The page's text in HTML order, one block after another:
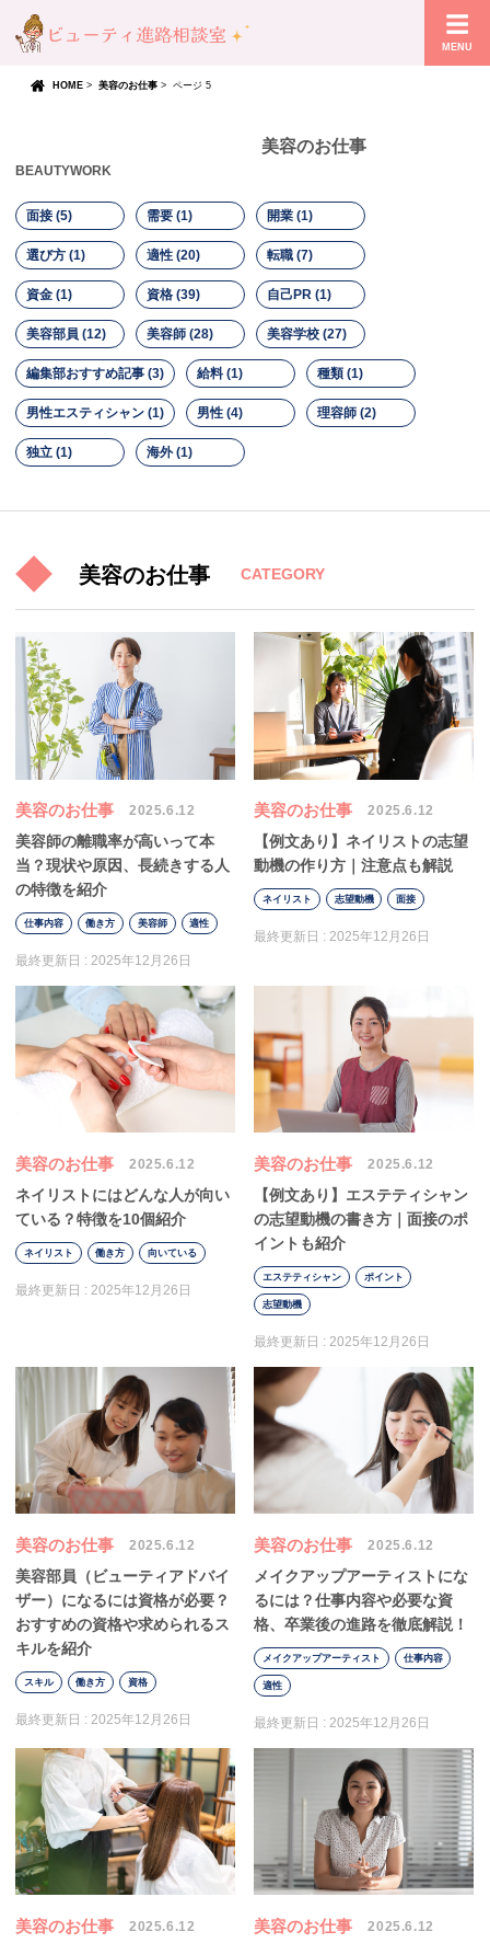
MENU
HOME > 美容のお仕事 > ページ 5
美容のお仕事
BEAUTYWORK
面接 (5) 需要 (1) 開業 (1)
選び方 (1) 適性 (20) 転職 (7)
資金 (1) 資格 (39) 自己PR (1)
美容部員 (12) 美容師 (28) 美容学校 (27)
編集部おすすめ記事 (3) 給料 (1) 種類 (1)
男性エスティシャン (1) 男性 (4) 理容師 (2)
独立 (1) 海外 (1)
美容のお仕事 CATEGORY
美容のお仕事 2025.6.12
美容師の離職率が高いって本
当？現状や原因、長続きする人
の特徴を紹介
仕事内容 働き方 美容師 適性
最終更新日 : 2025年12月26日
美容のお仕事 2025.6.12
【例文あり】ネイリストの志望
動機の作り方｜注意点も解説
ネイリスト 志望動機 面接
最終更新日 : 2025年12月26日
美容のお仕事 2025.6.12
ネイリストにはどんな人が向い
ている？特徴を10個紹介
ネイリスト 働き方 向いている
最終更新日 : 2025年12月26日
美容のお仕事 2025.6.12
【例文あり】エステティシャン
の志望動機の書き方｜面接のポ
イントも紹介
エステティシャン ポイント
志望動機
最終更新日 : 2025年12月26日
美容のお仕事 2025.6.12
美容部員（ビューティアドバイ
ザー）になるには資格が必要？
おすすめの資格や求められるス
キルを紹介
スキル 働き方 資格
最終更新日 : 2025年12月26日
美容のお仕事 2025.6.12
メイクアップアーティストにな
るには？仕事内容や必要な資
格、卒業後の進路を徹底解説！
メイクアップアーティスト 仕事内容
適性
最終更新日 : 2025年12月26日
美容のお仕事 2025.6.12 美容のお仕事 2025.6.12